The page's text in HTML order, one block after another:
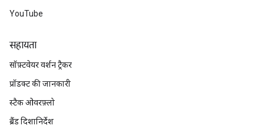
YouTube
सहायता
सॉफ़्टवेयर वर्शन ट्रैकर
प्रॉडक्ट की जानकारी
स्टैक ओवरफ़्लो
ब्रैंड दिशानिर्देश